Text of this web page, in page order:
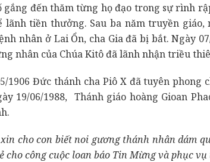
gắng đến thăm từng họ đạo trong sự rình
lãnh tiền thưởng. Sau ba năm truyền giáo,
nhân ở Lai Ổn, cha Gia đã bị bắt. Ngày
nhân của Chúa Kitô đã lãnh nhận triều
1906 Đức thánh cha Piô X đã tuyên phong
19/06/1988, Thánh giáo hoàng Gioan
cho con biết noi gương thánh nhân dám
cho công cuộc loan báo Tin Mừng và phục vụ